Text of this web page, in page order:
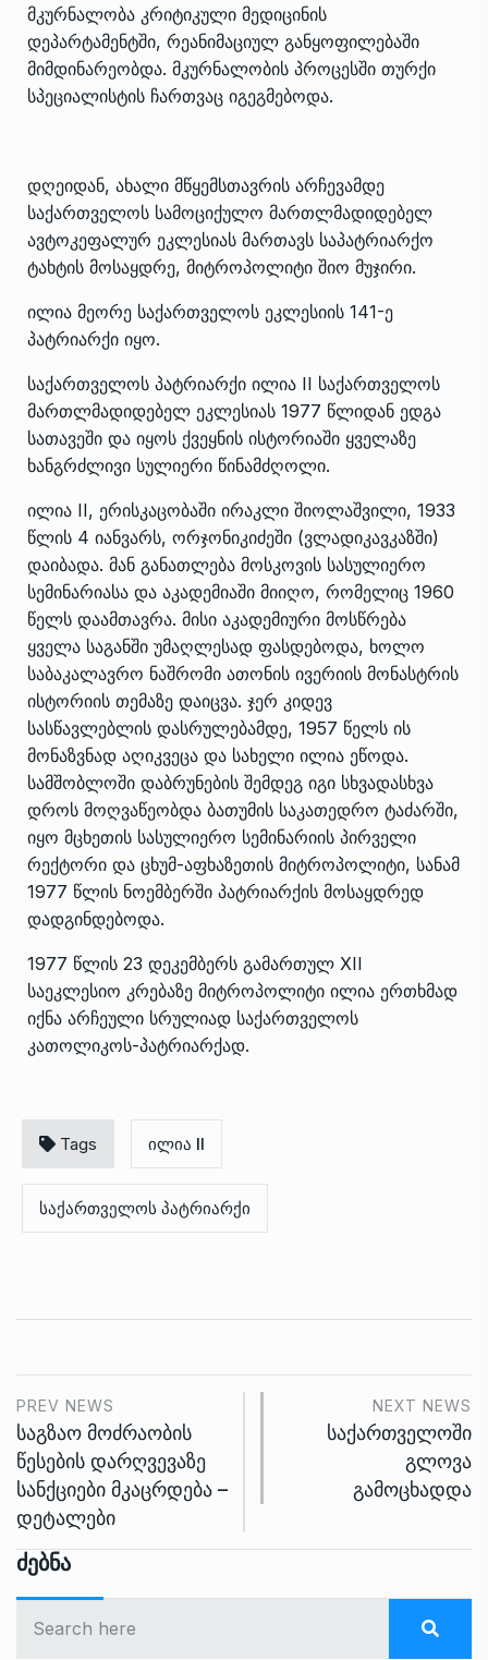
მკურნალობა კრიტიკული მედიცინის
დეპარტამენტში, რეანიმაციულ განყოფილებაში
მიმდინარეობდა. მკურნალობის პროცესში თურქი
სპეციალისტის ჩართვაც იგეგმებოდა.
დღეიდან, ახალი მწყემსთავრის არჩევამდე
საქართველოს სამოციქულო მართლმადიდებელ
ავტოკეფალურ ეკლესიას მართავს საპატრიარქო
ტახტის მოსაყდრე, მიტროპოლიტი შიო მუჯირი.
ილია მეორე საქართველოს ეკლესიის 141-ე
პატრიარქი იყო.
საქართველოს პატრიარქი ილია II საქართველოს
მართლმადიდებელ ეკლესიას 1977 წლიდან ედგა
სათავეში და იყოს ქვეყნის ისტორიაში ყველაზე
ხანგრძლივი სულიერი წინამძღოლი.
ილია II, ერისკაცობაში ირაკლი შიოლაშვილი, 1933
წლის 4 იანვარს, ორჯონიკიძეში (ვლადიკავკაზში)
დაიბადა. მან განათლება მოსკოვის სასულიერო
სემინარიასა და აკადემიაში მიიღო, რომელიც 1960
წელს დაამთავრა. მისი აკადემიური მოსწრება
ყველა საგანში უმაღლესად ფასდებოდა, ხოლო
საბაკალავრო ნაშრომი ათონის ივერიის მონასტრის
ისტორიის თემაზე დაიცვა. ჯერ კიდევ
სასწავლებლის დასრულებამდე, 1957 წელს ის
მონაზვნად აღიკვეცა და სახელი ილია ეწოდა.
სამშობლოში დაბრუნების შემდეგ იგი სხვადასხვა
დროს მოღვაწეობდა ბათუმის საკათედრო ტაძარში,
იყო მცხეთის სასულიერო სემინარიის პირველი
რექტორი და ცხუმ-აფხაზეთის მიტროპოლიტი, სანამ
1977 წლის ნოემბერში პატრიარქის მოსაყდრედ
დადგინდებოდა.
1977 წლის 23 დეკემბერს გამართულ XII
საეკლესიო კრებაზე მიტროპოლიტი ილია ერთხმად
იქნა არჩეული სრულიად საქართველოს
კათოლიკოს-პატრიარქად.
Tags ილია II
საქართველოს პატრიარქი
PREV NEWS
საგზაო მოძრაობის
წესების დარღვევაზე
სანქციები მკაცრდება –
დეტალები
NEXT NEWS
საქართველოში
გლოვა
გამოცხადდა
Ძებნა